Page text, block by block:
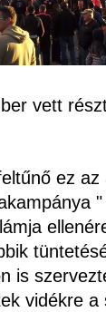
vett
ez
is
vidékre